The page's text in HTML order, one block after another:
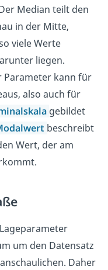
Median teilt den
in der Mitte,
viele Werte
liegen.
Parameter kann für
also auch für
gebildet
beschreibt
Wert, der am
um den Datensatz
Daher